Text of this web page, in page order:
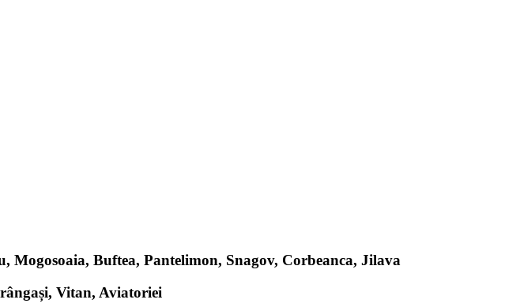
Buftea, Pantelimon, Snagov, Corbeanca, Jilava
Vitan, Aviatoriei